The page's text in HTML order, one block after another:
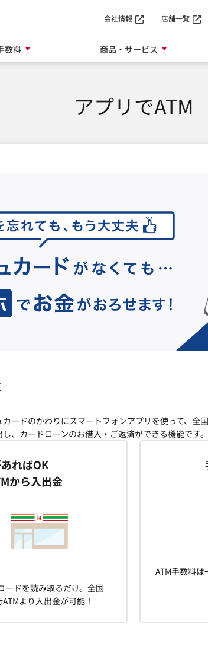
数料 商品・サービス
会社情報 店舗一覧
アプリでATM
カードのかわりにスマートフォンアプリを使って、
、カードローンのお借入・ご返済ができる機能です。
ればOK
から入出金
ードを読み取るだけ。全国
より入出金が可能！
ATM手数料は